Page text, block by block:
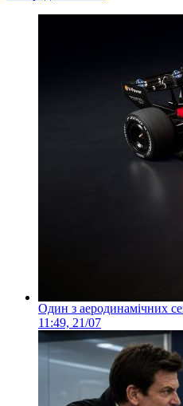
Один з аеродинамічних
11:49, 21/07